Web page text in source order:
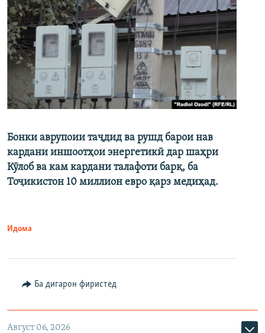
Бонки аврупоии таҷдид ва рушд барои нав
кардани иншоотҳои энергетикӣ дар шаҳри
Кӯлоб ва кам кардани талафоти барқ, ба
Тоҷикистон 10 миллион евро қарз медиҳад.
Идома
Ба дигарон фиристед
Август 06, 2026